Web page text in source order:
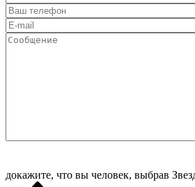
докажите, что вы человек, выбрав